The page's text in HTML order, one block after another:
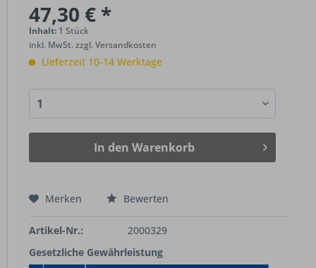
47,30 € *
Inhalt: 1 Stück
inkl. MwSt.zzgl. Versandkosten
Lieferzeit 10-14 Werktage
In den Warenkorb
Merken Bewerten
Artikel-Nr.:
2000329
Gesetzliche Gewährleistung